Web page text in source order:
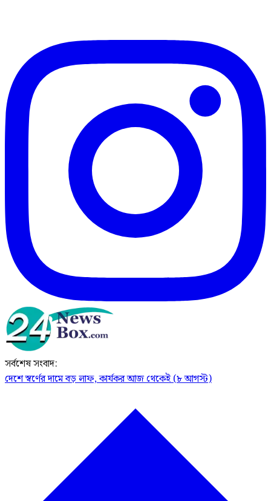
সর্বশেষ সংবাদ:
দেশে স্বর্ণের দামে বড় লাফ, কার্যকর আজ থেকেই (৮ আগস্ট)